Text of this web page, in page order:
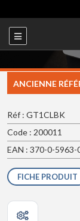
ANCIENNE
Réf : GT1CLBK
Code : 200011
EAN : 370-0-5963-
FICHE PRODUIT